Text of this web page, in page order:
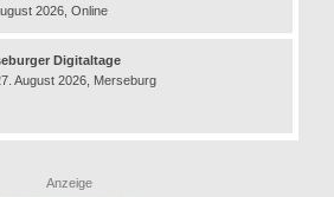
2026, Online
Digitaltage
August 2026, Merseburg
Anzeige